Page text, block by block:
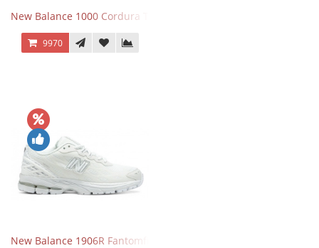
New Balance 1000 Cordura Trainers Black Cement
9970
New Balance 1906R Fantomfit White